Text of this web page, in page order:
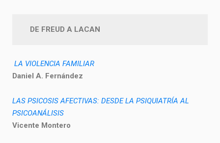
DE FREUD A LACAN
LA VIOLENCIA FAMILIAR
Daniel A. Fernández
LAS PSICOSIS AFECTIVAS: DESDE LA PSIQUIATRÍA AL
PSICOANÁLISIS
Vicente Montero